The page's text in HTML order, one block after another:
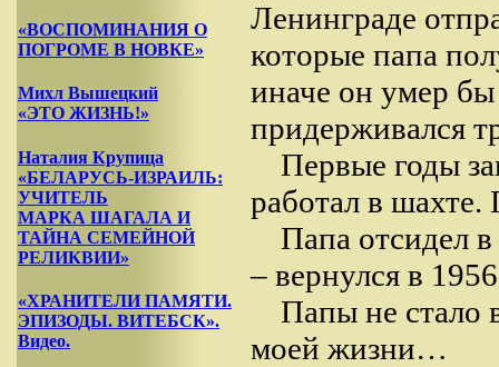
«ВОСПОМИНАНИЯ О
ПОГРОМЕ В НОВКЕ»
Михл Вышецкий
«ЭТО ЖИЗНЬ!»
Наталия Крупица
«БЕЛАРУСЬ-ИЗРАИЛЬ:
УЧИТЕЛЬ
МАРКА ШАГАЛА И
ТАЙНА СЕМЕЙНОЙ
РЕЛИКВИИ»
«ХРАНИТЕЛИ ПАМЯТИ.
ЭПИЗОДЫ. ВИТЕБСК».
Видео.
Ленинграде
которые папа
иначе он умер бы
придерживался
Первые годы
работал в шахте.
Папа отсидел
– вернулся в
Папы не стало
моей жизни…